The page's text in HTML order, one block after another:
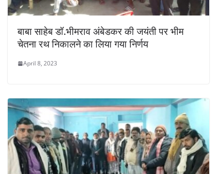
बाबा साहेब डॉ.भीमराव अंबेडकर की जयंती पर भीम
चेतना रथ निकालने का लिया गया निर्णय
April 8, 2023